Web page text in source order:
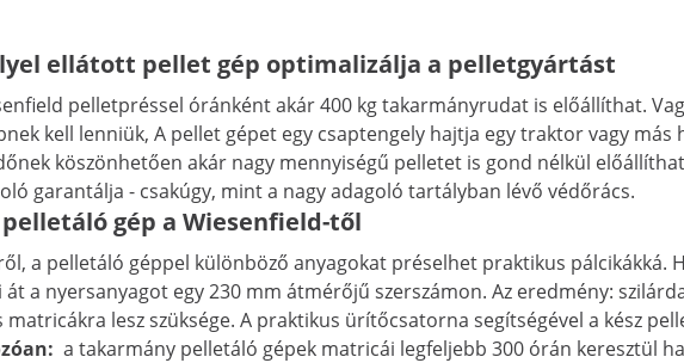
ellátott pellet gép optimalizálja a pelletgyártást
pelletpréssel óránként akár 400 kg takarmányrudat is előállíthat.
kell lenniük, A pellet gépet egy csaptengely hajtja egy traktor vagy
köszönhetően akár nagy mennyiségű pelletet is gond nélkül
garantálja - csakúgy, mint a nagy adagoló tartályban lévő védőrács.
gép a Wiesenfield-től
a pelletáló géppel különböző anyagokat préselhet praktikus pálcikákká.
a nyersanyagot egy 230 mm átmérőjű szerszámon. Az eredmény:
lesz szüksége. A praktikus ürítőcsatorna segítségével a kész
a takarmány pelletáló gépek matricái legfeljebb 300 órán keresztül